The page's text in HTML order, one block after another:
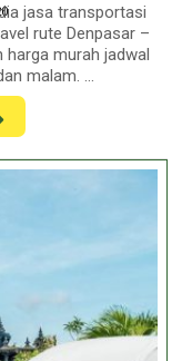
jasa transportasi
rute Denpasar –
harga murah jadwal
malam. ...